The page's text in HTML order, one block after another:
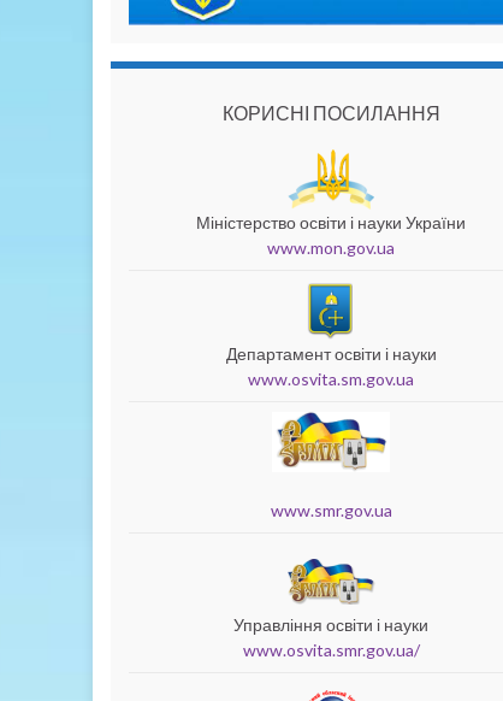
КОРИСНІ ПОСИЛАННЯ
Міністерство освіти і науки України
www.mon.gov.ua
Департамент освіти і науки
www.osvita.sm.gov.ua
www.smr.gov.ua
Управління освіти і науки
www.osvita.smr.gov.ua/